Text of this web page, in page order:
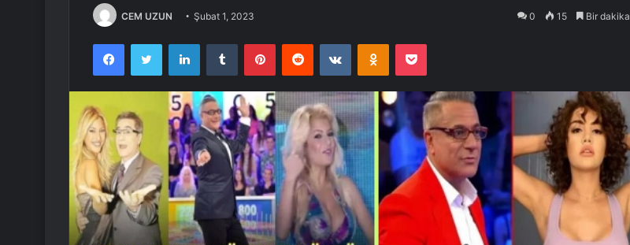
CEM UZUN Şubat 1, 2023 0 15 Bir
FacebookTwitter LinkedInTumblr PinterestReddit VKontakteOdnoklassniki
Pocket